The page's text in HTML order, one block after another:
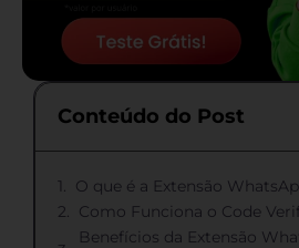
Conteúdo do Post
O que é a Extensão
Como Funciona o Code
Benefícios da Extensão